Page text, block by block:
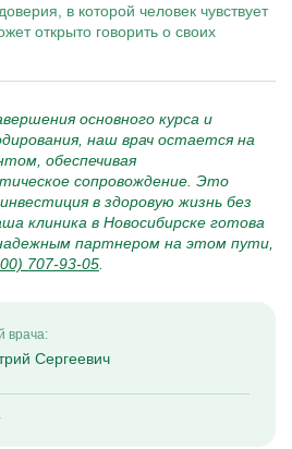
в которой человек чувствует
открыто говорить о своих
основного курса и
наш врач остается на
обеспечивая
сопровождение. Это
в здоровую жизнь без
клиника в Новосибирске готова
партнером на этом пути,
707-93-05
врача:
Сергеевич